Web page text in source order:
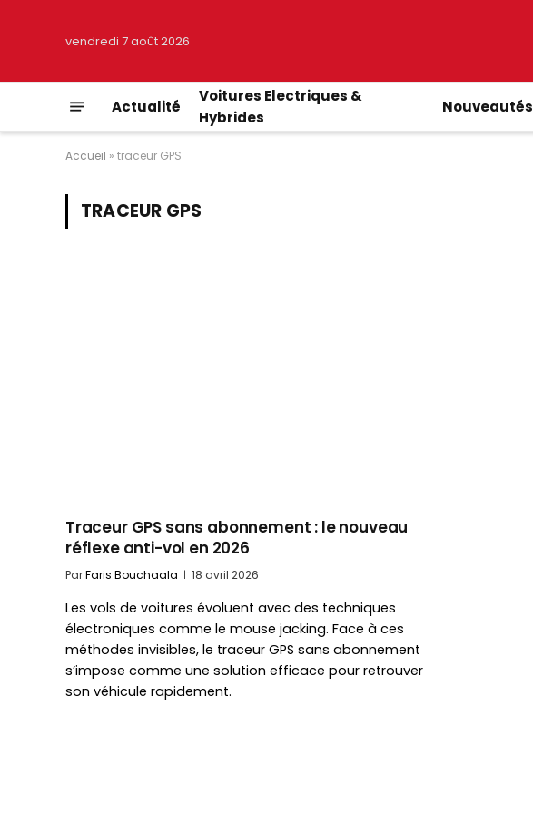
vendredi 7 août 2026
Actualité
Voitures Electriques &
Hybrides
Nouveautés
Accueil » traceur GPS
TRACEUR GPS
Traceur GPS sans abonnement : le nouveau
réflexe anti-vol en 2026
ParFaris Bouchaala 18 avril 2026
Les vols de voitures évoluent avec des techniques
électroniques comme le mouse jacking. Face à ces
méthodes invisibles, le traceur GPS sans abonnement
s’impose comme une solution efficace pour retrouver
son véhicule rapidement.